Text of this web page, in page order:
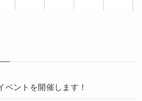
ベントを開催します！